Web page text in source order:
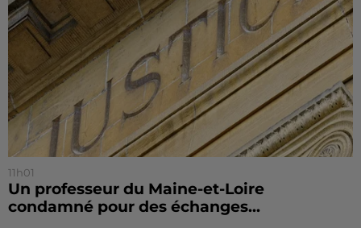
11h01
Un professeur du Maine-et-Loire
condamné pour des échanges...